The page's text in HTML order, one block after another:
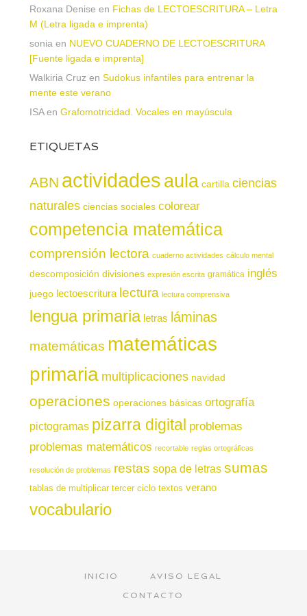
Roxana Denise en Fichas de LECTOESCRITURA – Letra
M (Letra ligada e imprenta)
sonia en NUEVO CUADERNO DE LECTOESCRITURA
[Fuente ligada e imprenta]
Walkiria Cruz en Sudokus infantiles para entrenar la
mente este verano
ISAen Grafomotricidad. Vocales en mayúscula
ETIQUETAS
ABN actividadesaula cartilla ciencias
naturales ciencias sociales colorear
competencia matemática
comprensión lectora cuaderno actividades cálculo mental
descomposición divisiones expresión escrita gramática inglés
juego lectoescritura lectura lectura comprensiva
lengua primaria letras láminas
matemáticas matemáticas
primaria multiplicaciones navidad
operaciones operaciones básicas ortografía
pictogramas pizarra digital problemas
problemas matemáticos recortable reglas ortográficas
resolución de problemas restas sopa de letras sumas
tablas de multiplicar tercer ciclo textos verano
vocabulario
INICIO
AVISO LEGAL
CONTACTO